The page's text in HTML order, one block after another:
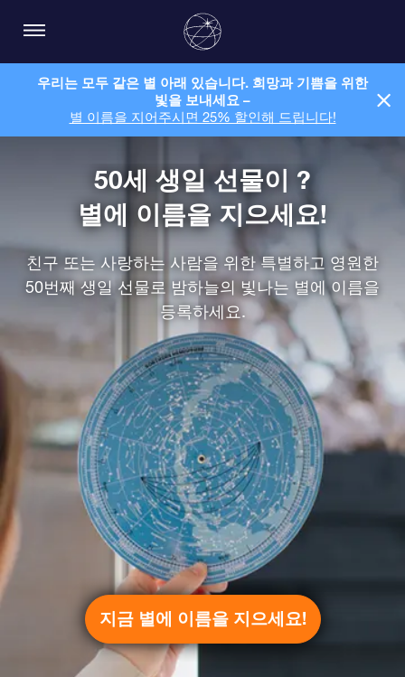
우리는 모두 같은 별 아래 있습니다. 희망과 기쁨을 위한
빛을 보내세요 –
별 이름을 지어주시면 25% 할인해 드립니다!
50세 생일 선물이 ?
별에 이름을 지으세요!
친구 또는 사랑하는 사람을 위한 특별하고 영원한
50번째 생일 선물로 밤하늘의 빛나는 별에 이름을
등록하세요.
지금 별에 이름을 지으세요!